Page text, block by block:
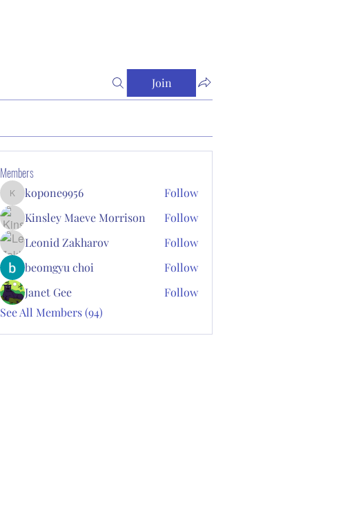
Join
Members
kopone9956
kopone9956
Follow
Kinsley Maeve Morrison
Follow
Leonid Zakharov
Follow
beomgyu choi
Follow
Janet Gee
Follow
See All Members (94)